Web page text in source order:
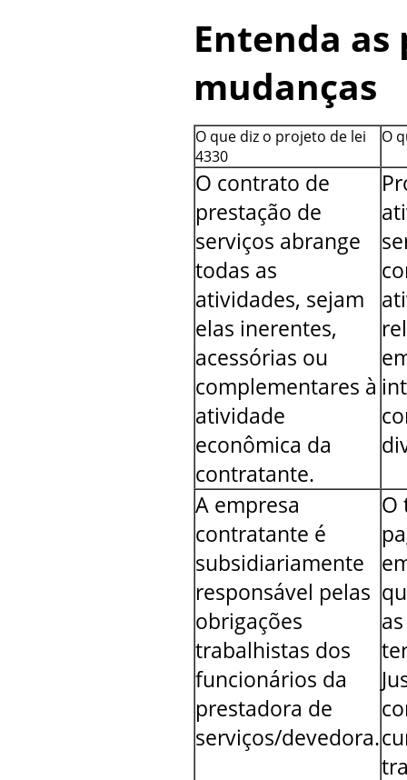
Entenda as
mudanças
O que diz o projeto de lei
4330
O
O contrato de
prestação de
serviços abrange
todas as
atividades, sejam
elas inerentes,
acessórias ou
complementares à
atividade
econômica da
contratante.
A empresa
contratante é
subsidiariamente
responsável pelas
obrigações
trabalhistas dos
funcionários da
prestadora de
serviços/devedora.
O